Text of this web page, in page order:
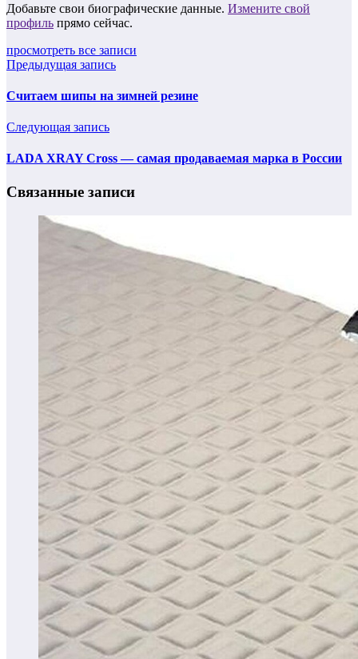
Добавьте свои биографические данные. Измените свой
профиль прямо сейчас.
просмотреть все записи
Предыдущая запись
Считаем шипы на зимней резине
Следующая запись
LADA XRAY Cross — самая продаваемая марка в России
Связанные записи